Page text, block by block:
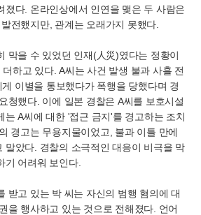
졌다. 온라인상에서 인연을 맺은 두 사람은
전했지만, 관계는 오래가지 못했다.
막을 수 있었던 인재(人災)였다는 정황이
하고 있다. A씨는 사건 발생 불과 사흘 전
이별을 통보했다가 폭행을 당했다며 경
청했다. 이에 일본 경찰은 A씨를 보호시설
는 A씨에 대한 '접근 금지'를 경고하는 조치
경고는 무용지물이었고, 불과 이틀 만에
말았다. 경찰의 소극적인 대응이 비극을 막
기 어려워 보인다.
받고 있는 박 씨는 자신의 범행 혐의에 대
을 행사하고 있는 것으로 전해졌다. 언어